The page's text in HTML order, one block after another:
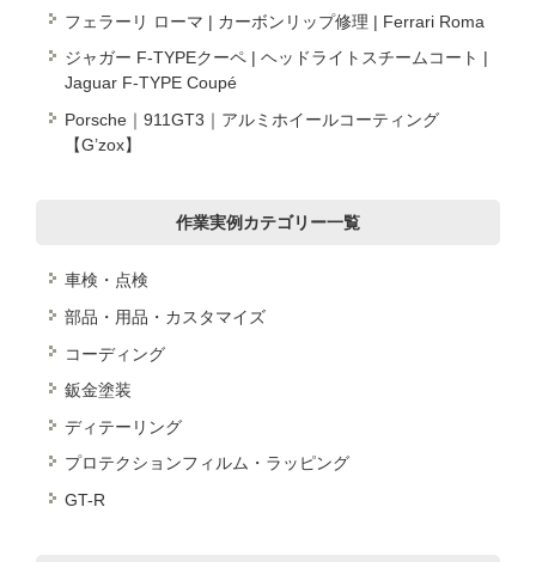
フェラーリ ローマ | カーボンリップ修理 | Ferrari Roma
ジャガー F-TYPEクーペ | ヘッドライトスチームコート |
Jaguar F-TYPE Coupé
Porsche｜911GT3｜アルミホイールコーティング
【G’zox】
作業実例カテゴリー一覧
車検・点検
部品・用品・カスタマイズ
コーディング
鈑金塗装
ディテーリング
プロテクションフィルム・ラッピング
GT-R